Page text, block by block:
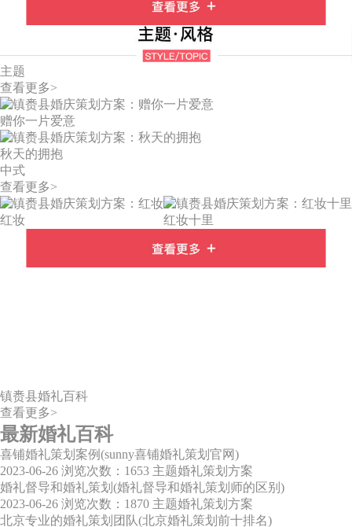
主题
查看更多>
赠你一片爱意
秋天的拥抱
中式
查看更多>
红妆 红妆十里
镇赉县婚礼百科
查看更多>
最新婚礼百科
喜铺婚礼策划案例(sunny喜铺婚礼策划官网)
2023-06-26 浏览次数：1653 主题婚礼策划方案
婚礼督导和婚礼策划(婚礼督导和婚礼策划师的区别)
2023-06-26 浏览次数：1870 主题婚礼策划方案
北京专业的婚礼策划团队(北京婚礼策划前十排名)